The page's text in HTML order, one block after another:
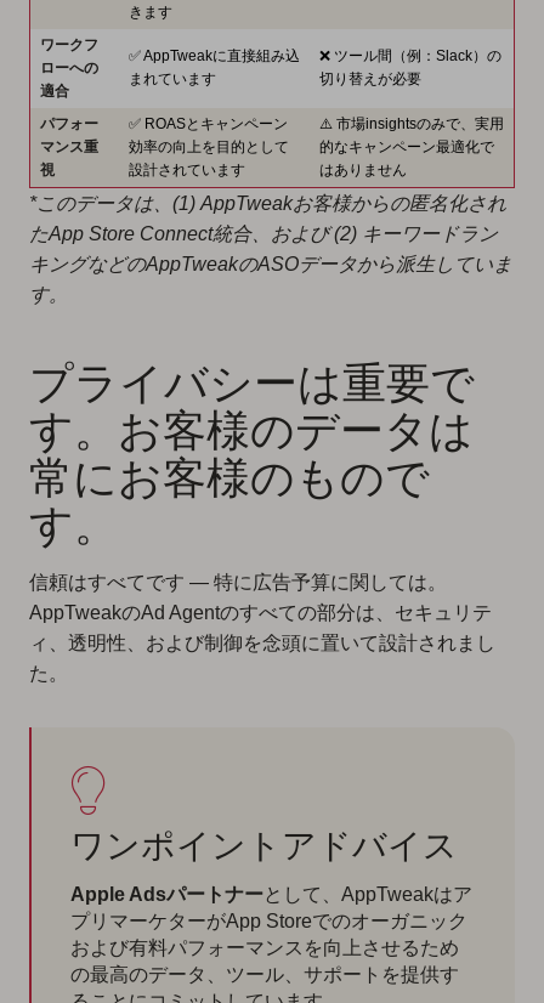
きます
ワークフ
ローへの
適合
✅ AppTweakに直接組み込
まれています
❌ ツール間（例：Slack）の
切り替えが必要
パフォー
マンス重
視
✅ ROASとキャンペーン
効率の向上を目的として
設計されています
⚠️ 市場insightsのみで、実用
的なキャンペーン最適化で
はありません
*このデータは、(1) AppTweakお客様からの匿名化され
たApp Store Connect統合、および (2) キーワードラン
キングなどのAppTweakのASOデータから派生していま
す。
プライバシーは重要で
す。お客様のデータは
常にお客様のもので
す。
信頼はすべてです — 特に広告予算に関しては。
AppTweakのAd Agentのすべての部分は、セキュリテ
ィ、透明性、および制御を念頭に置いて設計されまし
た。
ワンポイントアドバイス
Apple Adsパートナーとして、AppTweakはア
プリマーケターがApp Storeでのオーガニック
および有料パフォーマンスを向上させるため
の最高のデータ、ツール、サポートを提供す